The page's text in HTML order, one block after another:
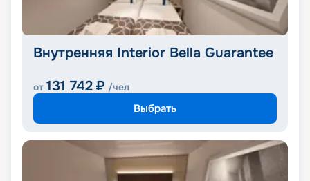
Внутренняя Interior Bella Guarantee
от 131 742 ₽ /чел
Выбрать